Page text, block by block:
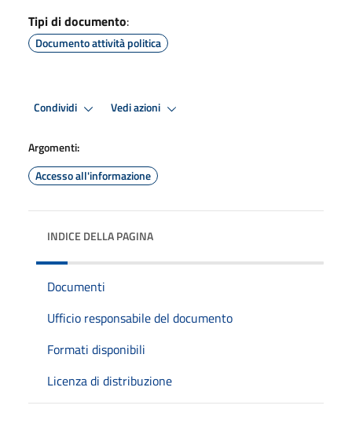
Tipi di documento:
Documento attività politica
Condividi Vedi azioni
Argomenti:
Accesso all'informazione
INDICE DELLA PAGINA
Documenti
Ufficio responsabile del documento
Formati disponibili
Licenza di distribuzione